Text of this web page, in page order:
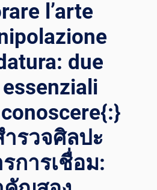
L
E
I
l’arte
due
รวจศิลปะ
การเชื่อม: